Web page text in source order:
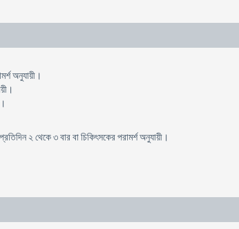
অনুযায়ী।
২ থেকে ৩ বার বা চিকিৎসকের পরামর্শ অনুযায়ী।